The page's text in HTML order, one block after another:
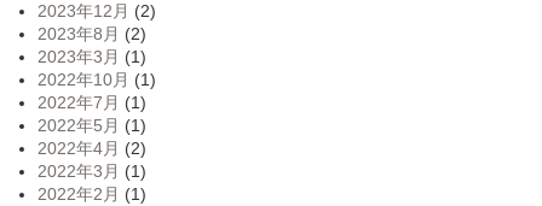
2023年12月 (2)
2023年8月 (2)
2023年3月 (1)
2022年10月 (1)
2022年7月 (1)
2022年5月 (1)
2022年4月 (2)
2022年3月 (1)
2022年2月 (1)